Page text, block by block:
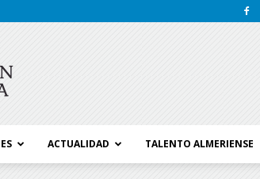
ACTUALIDAD TALENTO ALMERIENSE